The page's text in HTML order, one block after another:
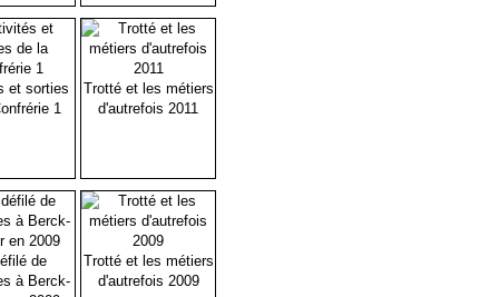
et sorties
1
Trotté et les métiers
d'autrefois 2011
de
à Berck-
Trotté et les métiers
d'autrefois 2009